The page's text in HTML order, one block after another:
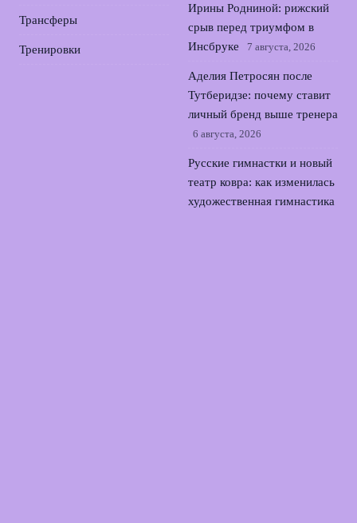
Трансферы
Тренировки
Ирины Родниной: рижский
срыв перед триумфом в
Инсбруке
7 августа, 2026
Аделия Петросян после
Тутберидзе: почему ставит
личный бренд выше тренера
6 августа, 2026
Русские гимнастки и новый
театр ковра: как изменилась
художественная гимнастика